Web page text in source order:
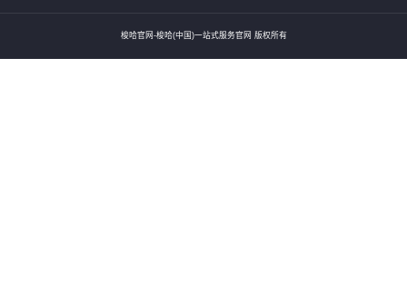
梭哈官网-梭哈(中国)一站式服务官网 版权所有